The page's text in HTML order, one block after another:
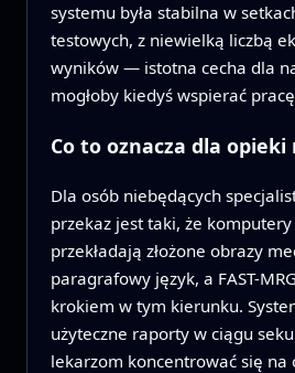
systemu była stabilna w
testowych, z niewielką liczbą
wyników — istotna cecha dla
mogłoby kiedyś wspierać
Co to oznacza dla
Dla osób niebędących
przekaz jest taki, że
przekładają złożone obrazy
paragrafowy język, a FAST-
krokiem w tym kierunku.
użyteczne raporty w ciągu
lekarzom koncentrować się na